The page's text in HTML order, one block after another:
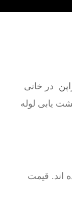
در خانی
یابی لوله
اند. قیمت